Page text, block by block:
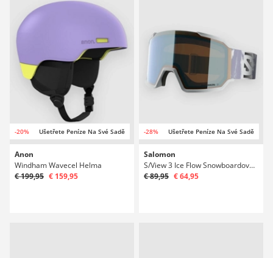
-20% Ušetřete Peníze Na Své Sadě
Anon
Windham Wavecel Helma
€ 199,95 € 159,95
-28% Ušetřete Peníze Na Své Sadě
Salomon
S/View 3 Ice Flow Snowboardové brýle
€ 89,95 € 64,95